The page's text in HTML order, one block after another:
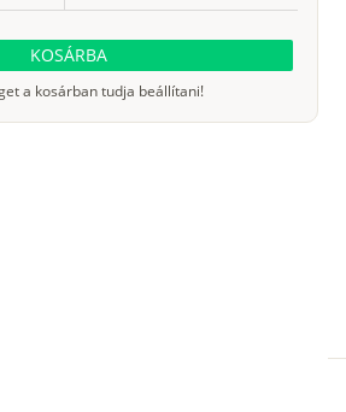
KOSÁRBA
a kosárban tudja beállítani!